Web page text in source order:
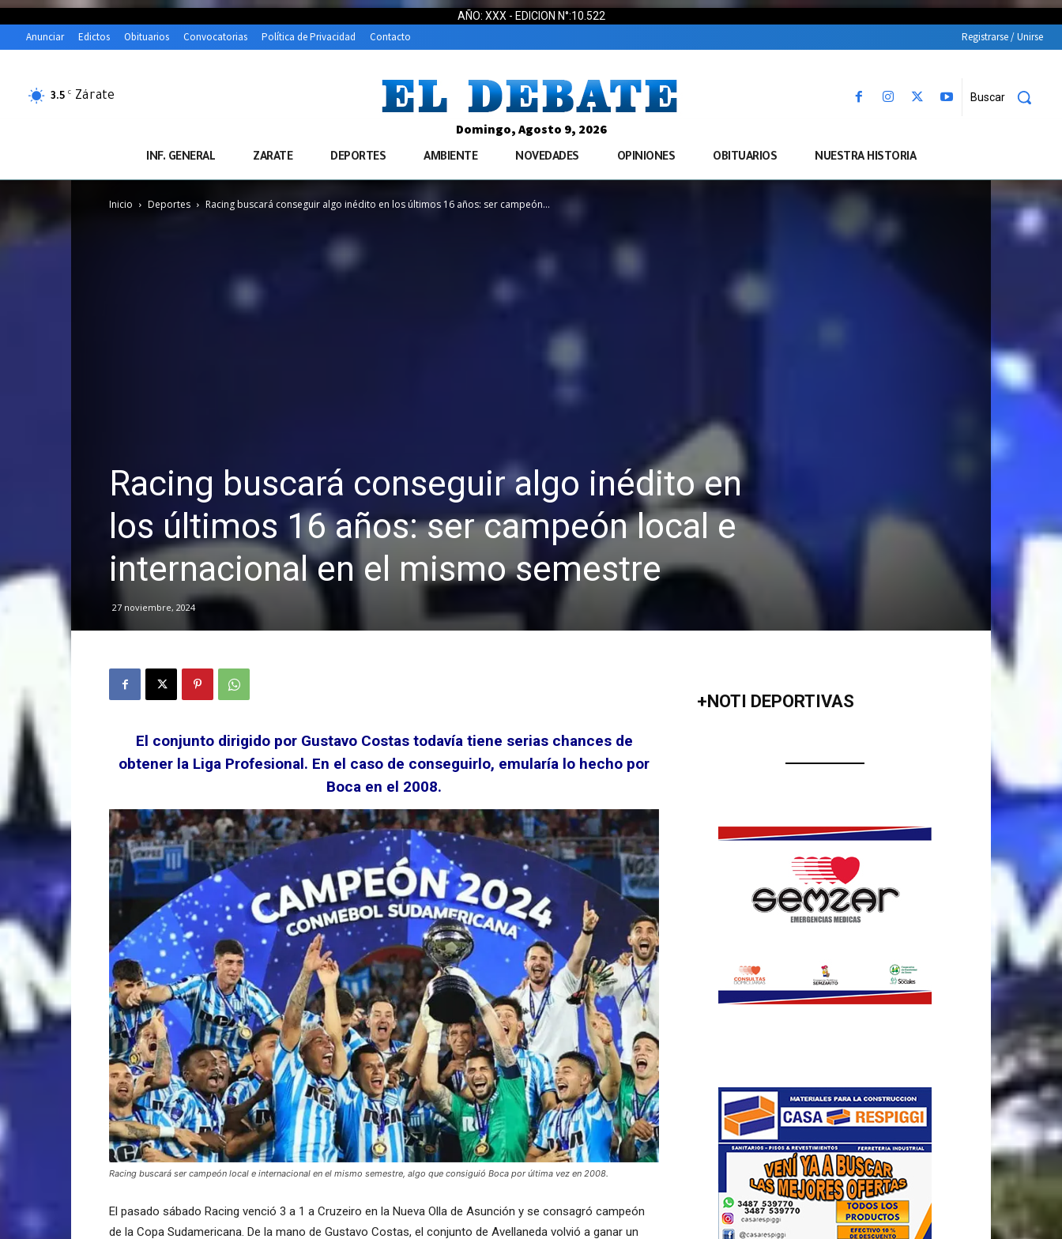
AÑO: XXX - EDICION N°:10.522
Anunciar Edictos Obituarios Convocatorias Política de Privacidad Contacto Registrarse / Unirse
3.5 C Zárate Buscar
Domingo, Agosto 9, 2026
INF. GENERAL ZARATE DEPORTES AMBIENTE NOVEDADES OPINIONES OBITUARIOS NUESTRA HISTORIA
Inicio Deportes Racing buscará conseguir algo inédito en los últimos 16 años: ser campeón...
Racing buscará conseguir algo inédito en
los últimos 16 años: ser campeón local e
internacional en el mismo semestre
27 noviembre, 2024
El conjunto dirigido por Gustavo Costas todavía tiene serias chances de
obtener la Liga Profesional. En el caso de conseguirlo, emularía lo hecho por
Boca en el 2008.
Racing buscará ser campeón local e internacional en el mismo semestre, algo que consiguió Boca por última vez en 2008.
El pasado sábado Racing venció 3 a 1 a Cruzeiro en la Nueva Olla de Asunción y se consagró campeón
de la Copa Sudamericana. De la mano de Gustavo Costas, el conjunto de Avellaneda volvió a ganar un
+NOTI DEPORTIVAS